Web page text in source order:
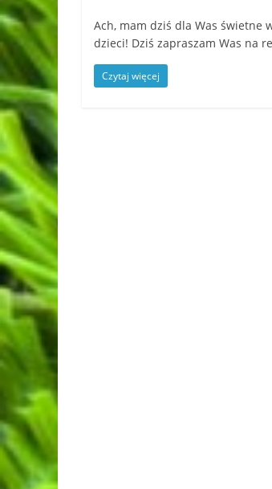
Ach, mam dziś dla Was świetne
dzieci! Dziś zapraszam Was na
Czytaj więcej